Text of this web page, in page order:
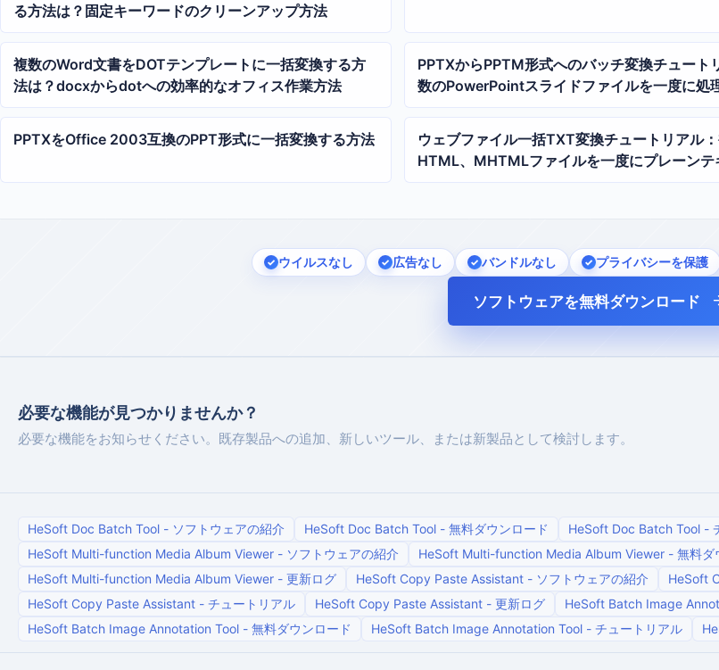
る方法は？固定キーワードのクリーンアップ方法
複数のWord文書をDOTテンプレートに一括変換する方
法は？docxからdotへの効率的なオフィス作業方法
PPTXからPPTM形式へのバッチ変換チュート
数のPowerPointスライドファイルを一度に処
PPTXをOffice 2003互換のPPT形式に一括変換する方法
ウェブファイル一括TXT変換チュートリアル
HTML、MHTMLファイルを一度にプレーンテ
変換
ウイルスなし 広告なし バンドルなし プライバシーを保護
ソフトウェアを無料ダウンロード
必要な機能が見つかりませんか？
必要な機能をお知らせください。既存製品への追加、新しいツール、または新製品として検討します。
HeSoft Doc Batch Tool - ソフトウェアの紹介 HeSoft Doc Batch Tool - 無料ダウンロード HeSoft Doc Batch Tool -
HeSoft Multi-function Media Album Viewer - ソフトウェアの紹介 HeSoft Multi-function Media Album Viewer - 無料ダ
HeSoft Multi-function Media Album Viewer - 更新ログ HeSoft Copy Paste Assistant - ソフトウェアの紹介 HeSoft
HeSoft Copy Paste Assistant - チュートリアル HeSoft Copy Paste Assistant - 更新ログ HeSoft Batch Image
HeSoft Batch Image Annotation Tool - 無料ダウンロード HeSoft Batch Image Annotation Tool - チュートリアル